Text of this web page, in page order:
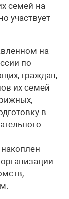
семей на
участвует
на
по
граждан,
их семей
в